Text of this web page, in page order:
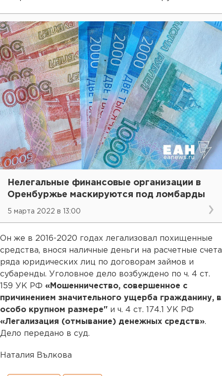
Нелегальные финансовые организации в
Оренбуржье маскируются под ломбарды
5 марта 2022 в 13:00
Он же в 2016-2020 годах легализовал похищенные
средства, внося наличные деньги на расчетные счета
ряда юридических лиц по договорам займов и
субаренды. Уголовное дело возбуждено по ч. 4 ст.
159 УК РФ «Мошенничество, совершенное с
причинением значительного ущерба гражданину, в
особо крупном размере" и ч. 4 ст. 174.1 УК РФ
«Легализация (отмывание) денежных средств».
Дело передано в суд.
Наталия Вълкова